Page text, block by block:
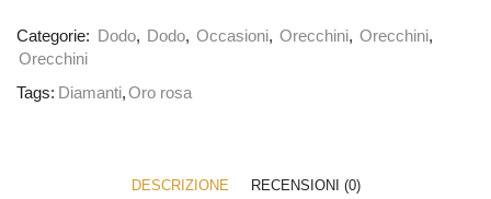
Categorie: Dodo, Dodo, Occasioni, Orecchini, Orecchini,
Orecchini
Tags: Diamanti,Oro rosa
DESCRIZIONE RECENSIONI (0)